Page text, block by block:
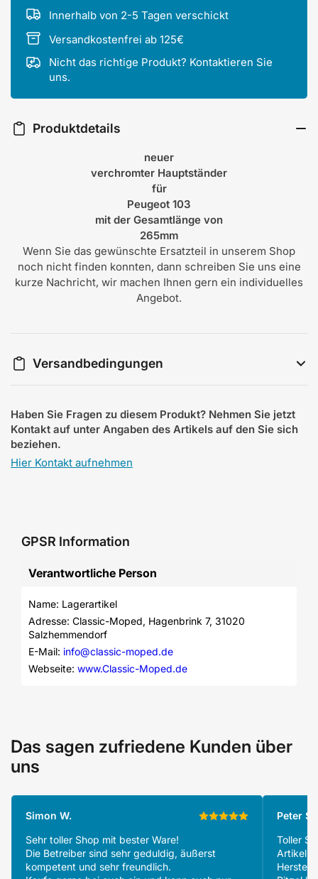
Innerhalb von 2-5 Tagen verschickt
Versandkostenfrei ab 125€
Nicht das richtige Produkt? Kontaktieren Sie
uns.
Produktdetails
neuer
verchromter Hauptständer
für
Peugeot 103
mit der Gesamtlänge von
265mm
Wenn Sie das gewünschte Ersatzteil in unserem Shop
noch nicht finden konnten, dann schreiben Sie uns eine
kurze Nachricht, wir machen Ihnen gern ein individuelles
Angebot.
Versandbedingungen
Haben Sie Fragen zu diesem Produkt? Nehmen Sie jetzt
Kontakt auf unter Angaben des Artikels auf den Sie sich
beziehen.
Hier Kontakt aufnehmen
GPSR Information
Verantwortliche Person
Name: Lagerartikel
Adresse: Classic-Moped, Hagenbrink 7, 31020
Salzhemmendorf
E-Mail: info@classic-moped.de
Webseite: www.Classic-Moped.de
Das sagen zufriedene Kunden über
uns
Simon W.
Sehr toller Shop mit bester Ware!
Die Betreiber sind sehr geduldig, äußerst
kompetent und sehr freundlich.
Peter S.
Toller
Artikeln